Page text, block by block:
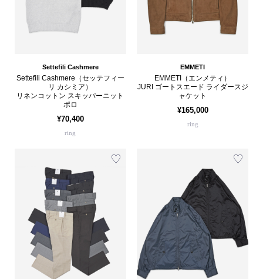
Settefili Cashmere
Settefili Cashmere（セッテフィー
リ カシミア）
リネンコットン スキッパーニット
ポロ
¥70,400
ring
EMMETI
EMMETI（エンメティ）
JURI ゴートスエード ライダースジ
ャケット
¥165,000
ring